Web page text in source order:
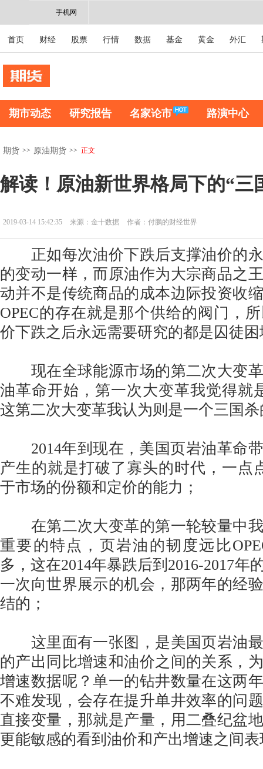
手机网
首页 财经 股票 行情 数据 基金 黄金 外汇
期市动态 研究报告 名家论市 路演中心
期货 >> 原油期货 >> 正文
解读！原油新世界格局下的“三
2019-03-14 15:42:35 来源：金十数据 作者：付鹏的财经世界
正如每次油价下跌后支撑油价的永
的变动一样，而原油作为大宗商品之
动并不是传统商品的成本边际投资收
OPEC的存在就是那个供给的阀门，
价下跌之后永远需要研究的都是囚徒
现在全球能源市场的第二次大变革
油革命开始，第一次大变革我觉得就
这第二次大变革我认为则是一个三国
2014年到现在，美国页岩油革命
产生的就是打破了寡头的时代，一点
于市场的份额和定价的能力；
在第二次大变革的第一轮较量中我
重要的特点，页岩油的韧度远比
多，这在2014年暴跌后到2016-2017年
一次向世界展示的机会，那两年的经
结的；
这里面有一张图，是美国页岩油最
的产出同比增速和油价之间的关系，
增速数据呢？单一的钻井数量在这两
不难发现，会存在提升单井效率的问
直接变量，那就是产量，用二叠纪盆
更能敏感的看到油价和产出增速之间